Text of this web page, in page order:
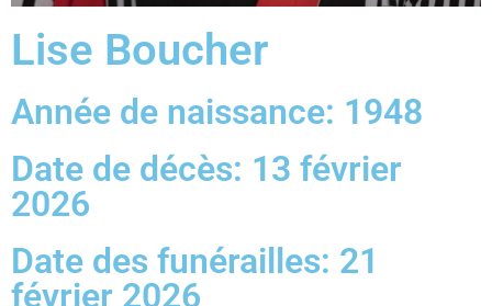
Lise Boucher
Année de naissance: 1948
Date de décès: 13 février
2026
Date des funérailles: 21
février 2026